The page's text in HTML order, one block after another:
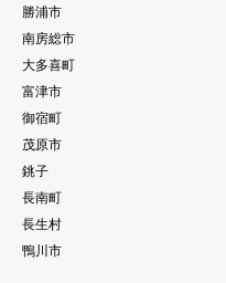
勝浦市
南房総市
大多喜町
富津市
御宿町
茂原市
銚子
長南町
長生村
鴨川市